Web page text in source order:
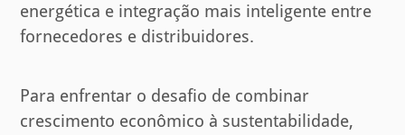
energética e integração mais inteligente entre
fornecedores e distribuidores.
Para enfrentar o desafio de combinar
crescimento econômico à sustentabilidade,